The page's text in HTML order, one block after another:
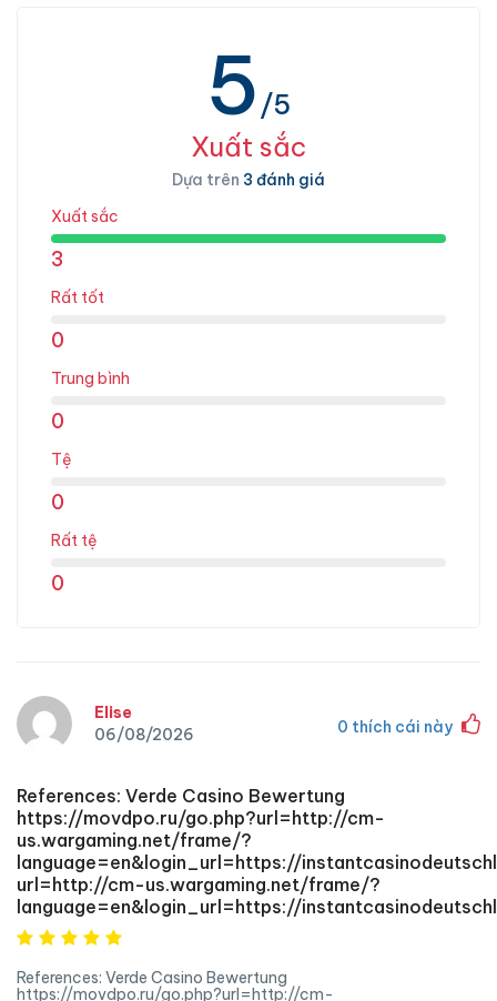
5 /5
Xuất sắc
Dựa trên 3 đánh giá
Xuất sắc
3
Rất tốt
0
Trung bình
0
Tệ
0
Rất tệ
0
Elise
06/08/2026
0 thích cái này
References: Verde Casino Bewertung
https://movdpo.ru/go.php?url=http://cm-
us.wargaming.net/frame/?
language=en&login_url=https://
url=http://cm-us.wargaming.net/frame/?
language=en&login_url=https://
References: Verde Casino Bewertung
https://movdpo.ru/go.php?url=http://cm-